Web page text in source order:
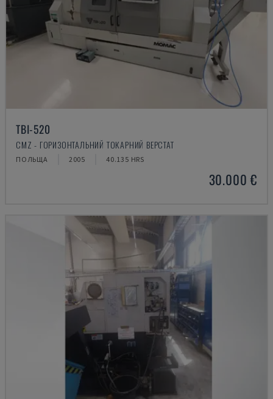
TBI-520
CMZ - ГОРИЗОНТАЛЬНИЙ ТОКАРНИЙ ВЕРСТАТ
ПОЛЬЩА 2005 40.135 HRS
30.000 €